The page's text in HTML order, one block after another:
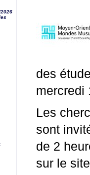
des
mercredi
Les
sont
de 2
sur le